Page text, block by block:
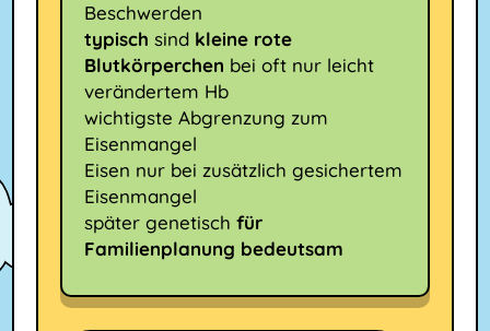
Beschwerden
typischsind kleine rote
Blutkörperchen bei oft nur leicht
verändertem Hb
wichtigste Abgrenzung zum
Eisenmangel
Eisen nur bei zusätzlich gesichertem
Eisenmangel
später genetischfür
Familienplanung bedeutsam